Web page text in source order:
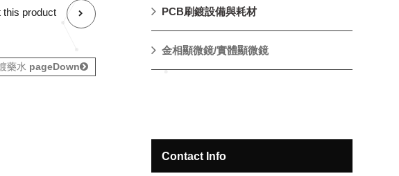
this product
藥水 pageDown
PCB刷鍍設備與耗材
金相顯微鏡/實體顯微鏡
Contact Info